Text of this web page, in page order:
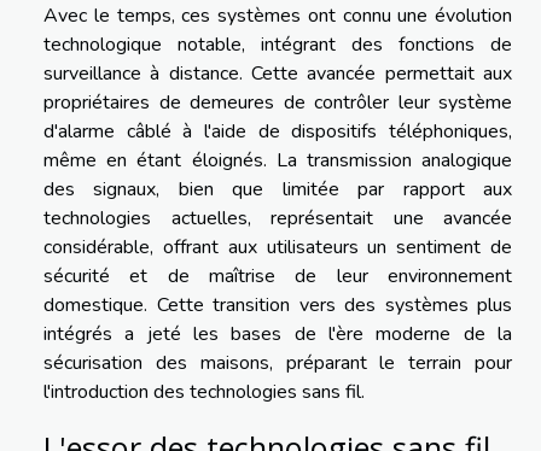
Avec le temps, ces systèmes ont connu une évolution
technologique notable, intégrant des fonctions de
surveillance à distance. Cette avancée permettait aux
propriétaires de demeures de contrôler leur système
d'alarme câblé à l'aide de dispositifs téléphoniques,
même en étant éloignés. La transmission analogique
des signaux, bien que limitée par rapport aux
technologies actuelles, représentait une avancée
considérable, offrant aux utilisateurs un sentiment de
sécurité et de maîtrise de leur environnement
domestique. Cette transition vers des systèmes plus
intégrés a jeté les bases de l'ère moderne de la
sécurisation des maisons, préparant le terrain pour
l'introduction des technologies sans fil.